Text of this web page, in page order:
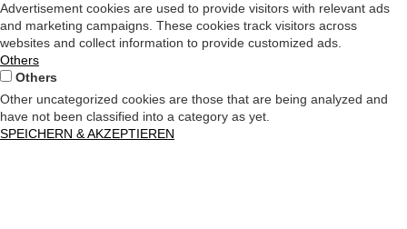
Advertisement cookies are used to provide visitors with relevant ads
and marketing campaigns. These cookies track visitors across
websites and collect information to provide customized ads.
Others
Others
Other uncategorized cookies are those that are being analyzed and
have not been classified into a category as yet.
SPEICHERN & AKZEPTIEREN